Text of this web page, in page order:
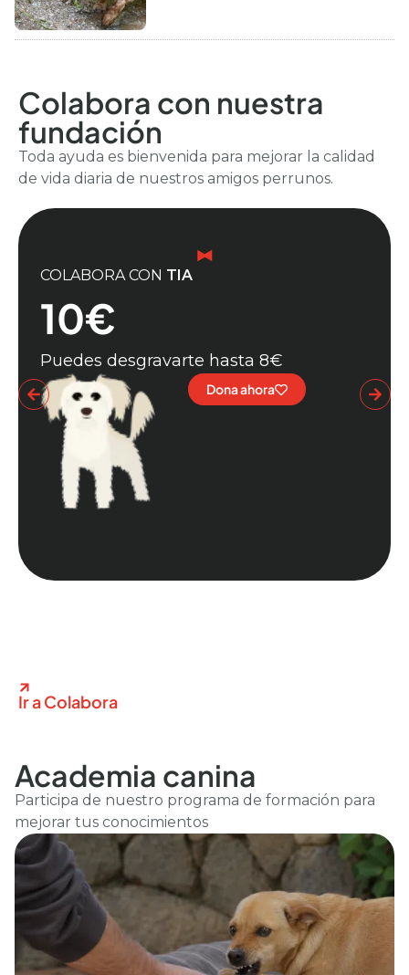
Colabora con nuestra
fundación
Toda ayuda es bienvenida para mejorar la calidad
de vida diaria de nuestros amigos perrunos.
COLABORA CON TIA
10€
Puedes desgravarte hasta 8€
Dona ahora
Ir a Colabora
Academia canina
Participa de nuestro programa de formación para
mejorar tus conocimientos